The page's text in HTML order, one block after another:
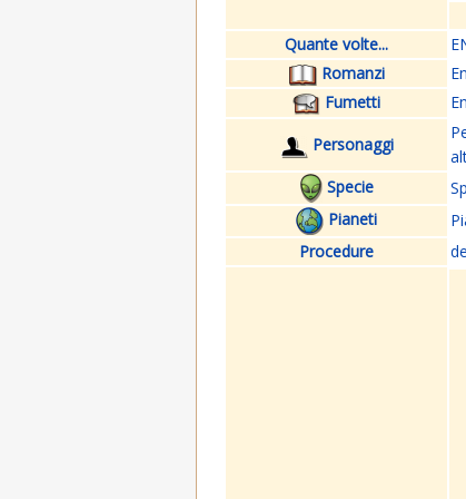
Quante volte...
Romanzi
Fumetti
Personaggi
Specie
Pianeti
Procedure